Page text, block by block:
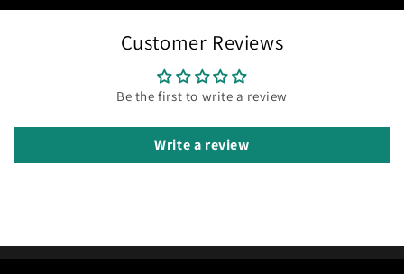
Customer Reviews
Be the first to write a review
Write a review